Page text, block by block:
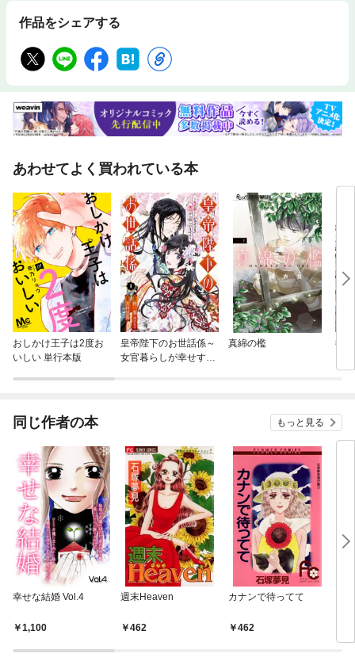
作品をシェアする
あわせてよく買われている本
おしかけ王子は2度お
いしい 単行本版
皇帝陛下のお世話係～
女官暮らしが幸せすぎ
真綿の檻
後
に
同じ作者の本 もっと見る
幸せな結婚 Vol.4
1,100
週末Heaven
462
カナンで待ってて
462